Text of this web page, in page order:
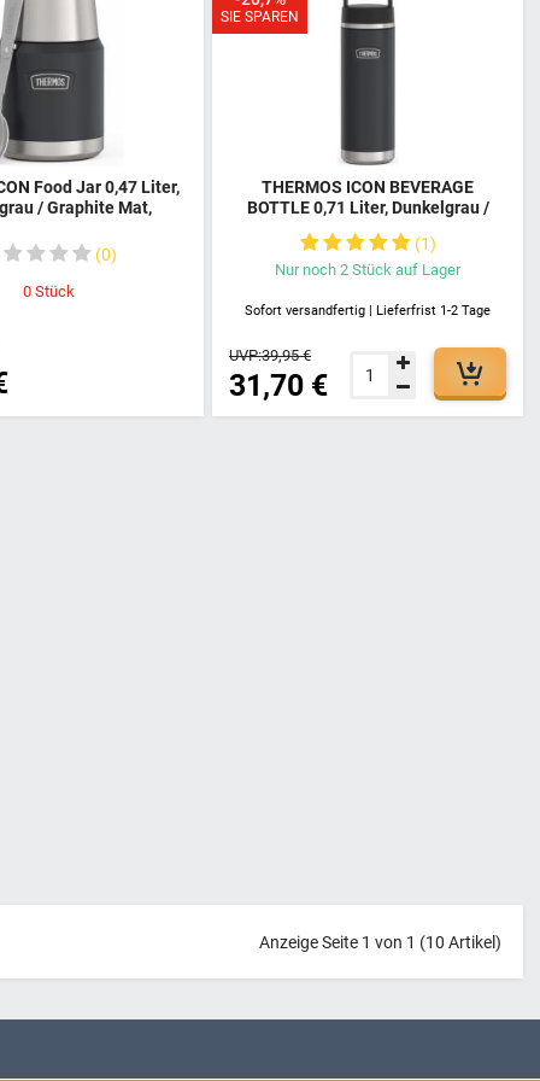
Food Jar 0,47 Liter,
/ Graphite Mat,
18/8 Edelstahl,
heiß oder 24
kalt, mit klappbarem
0
0 Stück
THERMOS ICON BEVERAGE
BOTTLE 0,71 Liter, Dunkelgrau /
Graphite Mat, Thermosflasche
Edelstahl, isolierte Trinkflasche, 18
Stunden heiß / 24 Stunden kalt,
BPA-frei, 4122333071
1
Nur noch 2 Stück auf Lager
Sofort versandfertig | Lieferfrist 1-2 Tage
31,70 €
UVP:39,95 €
SIE SPAREN
Anzeige Seite 1 von 1 (10 Artikel)